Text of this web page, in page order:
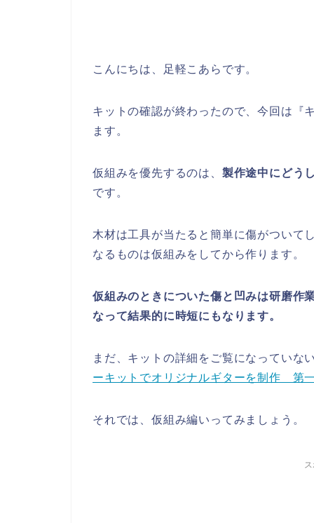
こんにちは、足軽こあらです。
キットの確認が終わったので、今回は『
ます。
仮組みを優先するのは、 製作途中にどう
です。
木材は工具が当たると簡単に傷がついて
なるものは仮組みをしてから作ります。
仮組みのときについた傷と凹みは研磨作
なって結果的に時短にもなります。
まだ、キットの詳細をご覧になっていな
ーキットでオリジナルギターを制作 第
それでは、仮組み編いってみましょう。